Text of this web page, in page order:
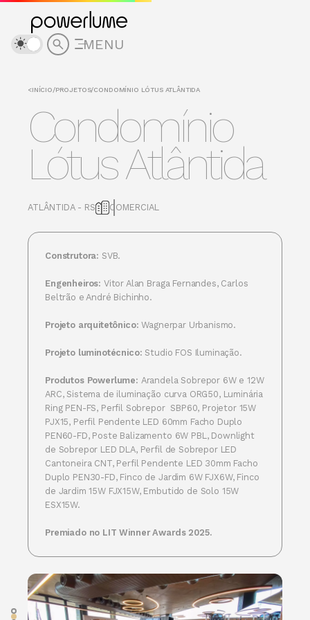
MENU
<INÍCIO/PROJETOS/CONDOMÍNIO LÓTUS ATLÂNTIDA
Condomínio
Lótus Atlântida
ATLÂNTIDA - RS COMERCIAL
Construtora: SVB.
Engenheiros: Vitor Alan Braga Fernandes, Carlos
Beltrão e André Bichinho.
Projeto arquitetônico: Wagnerpar Urbanismo.
Projeto luminotécnico: Studio FOS Iluminação.
Produtos Powerlume: Arandela Sobrepor 6W e 12W
ARC, Sistema de iluminação curva ORG50, Luminária
Ring PEN-FS, Perfil Sobrepor SBP60, Projetor 15W
PJX15, Perfil Pendente LED 60mm Facho Duplo
PEN60-FD, Poste Balizamento 6W PBL, Downlight
de Sobrepor LED DLA, Perfil de Sobrepor LED
Cantoneira CNT, Perfil Pendente LED 30mm Facho
Duplo PEN30-FD, Finco de Jardim 6W FJX6W, Finco
de Jardim 15W FJX15W, Embutido de Solo 15W
ESX15W.
Premiado no LIT Winner Awards 2025.